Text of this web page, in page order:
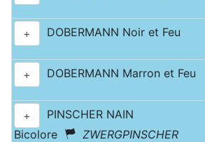
+ DOBERMANN Noir et Feu
+ DOBERMANN Marron et Feu
+
PINSCHER NAIN
Bicolore
ZWERGPINSCHER